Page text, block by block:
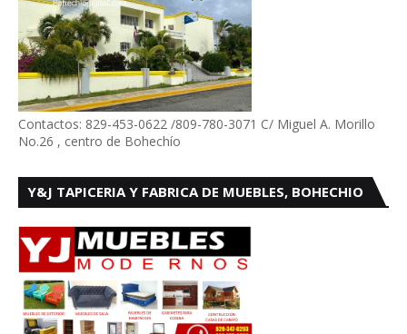
Contactos: 829-453-0622 /809-780-3071 C/ Miguel A. Morillo
No.26 , centro de Bohechío
Y&J TAPICERIA Y FABRICA DE MUEBLES, BOHECHIO